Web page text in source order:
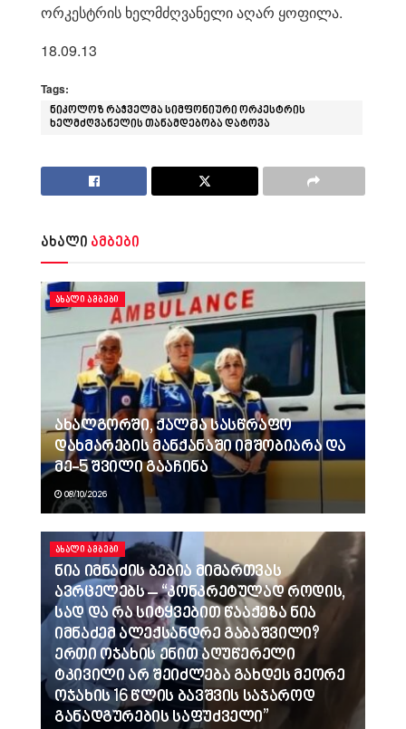
ორკესტრის ხელმძღვანელი აღარ ყოფილა.
18.09.13
Tags:
ნიკოლოზ რაჭველმა სიმფონიური ორკესტრის
ხელმძღვანელის თანამდებობა დატოვა
ახალი ამბები
ᲐᲮᲐᲚᲘ ᲐᲛᲑᲔᲑᲘ
ახალგორში, ქალმა სასწრაფო
დახმარების მანქანაში იმშობიარა და
მე-5 შვილი გააჩინა
08/10/2026
ᲐᲮᲐᲚᲘ ᲐᲛᲑᲔᲑᲘ
ნია იმნაძის ბებია მიმართვას
ავრცელებს – “კონკრეტულად როდის,
სად და რა სიტყვებით წააქეზა ნია
იმნაძემ ალექსანდრე გაბაშვილი?
ერთი ოჯახის ენით აღუწერელი
ტკივილი არ შეიძლება გახდეს მეორე
ოჯახის 16 წლის ბავშვის საჯაროდ
განადგურების საფუძველი”